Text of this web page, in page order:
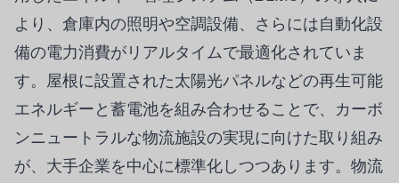
より、倉庫内の照明や空調設備、さらには自動化設
備の電力消費がリアルタイムで最適化されていま
す。屋根に設置された太陽光パネルなどの再生可能
エネルギーと蓄電池を組み合わせることで、カーボ
ンニュートラルな物流施設の実現に向けた取り組み
が、大手企業を中心に標準化しつつあります。物流